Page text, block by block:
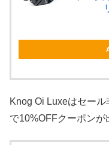
Knog Oi Luxeはセー
で10%OFFクーポンが